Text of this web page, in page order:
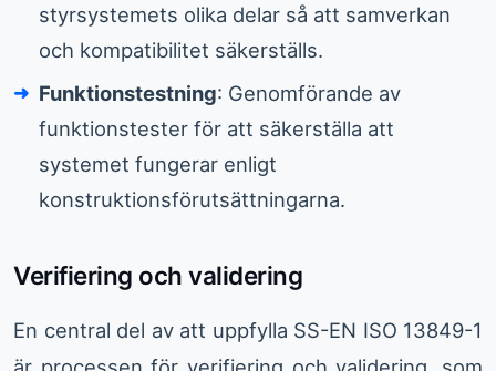
styrsystemets olika delar så att samverkan
och kompatibilitet säkerställs.
Funktionstestning: Genomförande av
funktionstester för att säkerställa att
systemet fungerar enligt
konstruktionsförutsättningarna.
Verifiering och validering
En central del av att uppfylla SS-EN ISO 13849-1